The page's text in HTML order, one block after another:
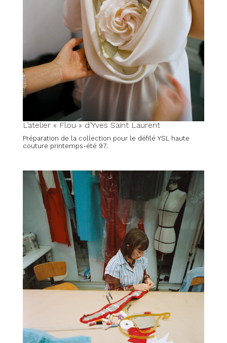
L’atelier « Flou » d’Yves Saint Laurent
Préparation de la collection pour le défilé YSL haute
couture printemps-été 97.